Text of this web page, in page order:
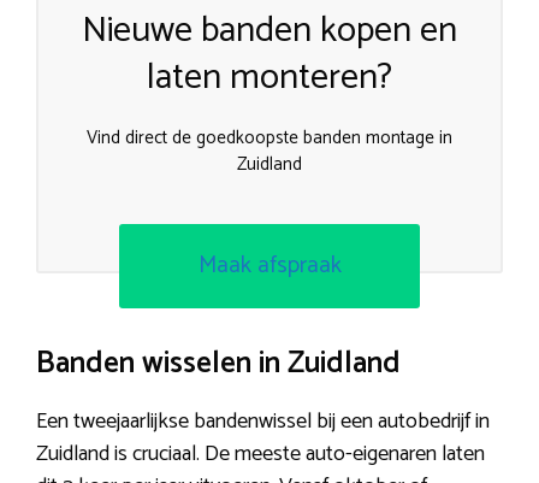
Nieuwe banden kopen en
laten monteren?
Vind direct de goedkoopste banden montage in
Zuidland
Maak afspraak
Banden wisselen in Zuidland
Een tweejaarlijkse bandenwissel bij een autobedrijf in
Zuidland is cruciaal. De meeste auto-eigenaren laten